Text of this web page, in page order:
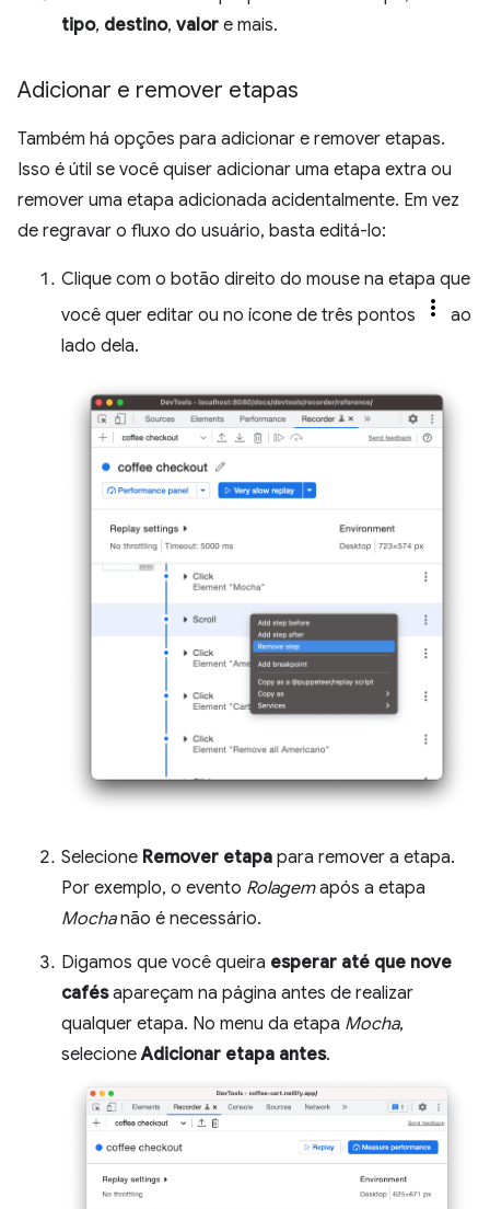
tipo, destino, valor e mais.
Adicionar e remover etapas
Também há opções para adicionar e remover etapas.
Isso é útil se você quiser adicionar uma etapa extra ou
remover uma etapa adicionada acidentalmente. Em vez
de regravar o fluxo do usuário, basta editá-lo:
Clique com o botão direito do mouse na etapa que
você quer editar ou no ícone de três pontos
ao
lado dela.
Selecione Remover etapa para remover a etapa.
Por exemplo, o evento Rolagemapós a etapa
Mochanão é necessário.
Digamos que você queira esperar até que nove
cafésapareçam na página antes de realizar
qualquer etapa. No menu da etapa Mocha,
selecioneAdicionar etapa antes.